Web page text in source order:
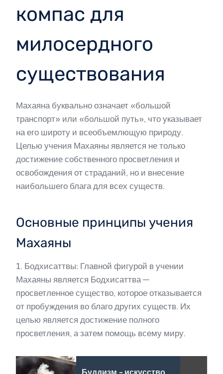
компас для
милосердного
существования
Махаяна буквально означает «большой
транспорт» или «большой путь», что указывает
на его широту и всеобъемлющую природу.
Целью учения Махаяны является не только
достижение собственного просветления и
освобождения от страданий, но и внесение
наибольшего блага для всех существ.
Основные принципы учения
Махаяны
1. Бодхисаттвы: Главной фигурой в учении
Махаяны является Бодхисаттва —
просветленное существо, которое отказывается
от пробуждения во благо других существ. Их
целью является достижение полного
просветления, а затем помощь всему миру.
Буддизм - искусство